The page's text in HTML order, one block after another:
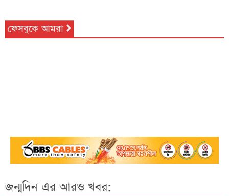
ফেসবুকে আমরা
জন্মদিন এর আরও খবর: